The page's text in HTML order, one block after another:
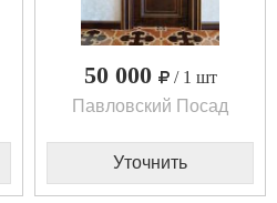
50 000
/ 1 шт
Павловский Посад
Уточнить